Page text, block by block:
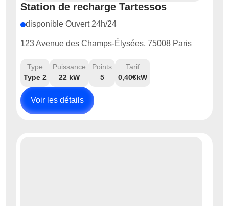
Station de recharge Tartessos
disponible Ouvert 24h/24
123 Avenue des Champs-Élysées, 75008 Paris
Type
Type 2
Puissance
22 kW
Points
5
Tarif
0,40€kW
Voir les détails